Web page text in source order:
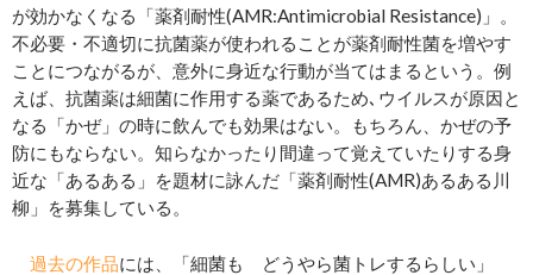
が効かなくなる「薬剤耐性(AMR:Antimicrobial Resistance)」。
不必要・不適切に抗菌薬が使われることが薬剤耐性菌を増やす
ことにつながるが、意外に身近な行動が当てはまるという。例
えば、抗菌薬は細菌に作用する薬であるため､ウイルスが原因と
なる「かぜ」の時に飲んでも効果はない。もちろん、かぜの予
防にもならない。知らなかったり間違って覚えていたりする身
近な「あるある」を題材に詠んだ「薬剤耐性(AMR)あるある川
柳」を募集している。
過去の作品には、「細菌も どうやら菌トレするらしい」